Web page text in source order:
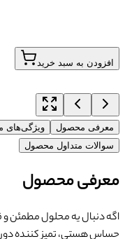
افزودن به سبد خرید
معرفی محصول ویژگی‌های
سوالات متداول محصول
معرفی محصول
اگه دنبال یه محلول مطمئن و